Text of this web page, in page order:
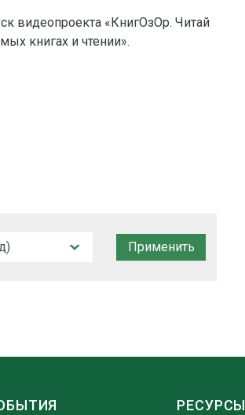
видеопроекта «КнигОзОр. Читай
книгах и чтении».
РЕСУРСЫ